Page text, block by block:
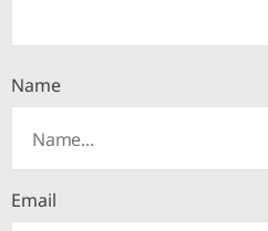
Name
Email